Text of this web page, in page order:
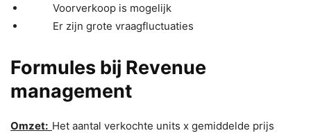
Voorverkoop is mogelijk
Er zijn grote vraagfluctuaties
Formules bij Revenue
management
Omzet: Het aantal verkochte units x gemiddelde prijs